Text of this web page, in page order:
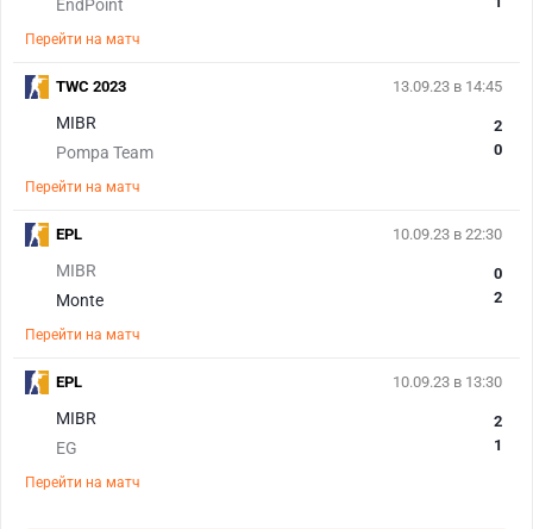
EndPoint
Перейти на матч
13.09.23 в 14:45
MIBR
Pompa Team
2
0
Перейти на матч
TWC 2023
10.09.23 в 22:30
MIBR
Monte
0
2
Перейти на матч
EPL
10.09.23 в 13:30
MIBR
EG
2
1
Перейти на матч
EPL